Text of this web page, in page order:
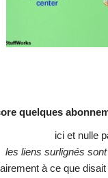
quelques
ici et nulle
les liens surlignés
à ce que disait